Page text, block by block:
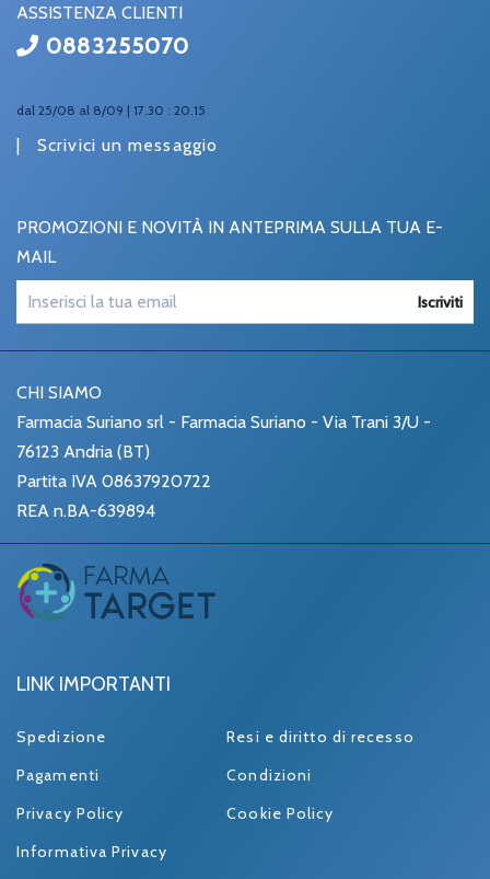
ASSISTENZA CLIENTI
0883255070
dal 25/08 al 8/09 | 17.30 : 20.15
| Scrivici un messaggio
PROMOZIONI E NOVITÀ IN ANTEPRIMA SULLA TUA E-
MAIL
Iscriviti
CHI SIAMO
Farmacia Suriano srl - Farmacia Suriano - Via Trani 3/U -
76123 Andria (BT)
Partita IVA 08637920722
REA n.BA-639894
LINK IMPORTANTI
Spedizione
Resi e diritto di recesso
Pagamenti
Condizioni
Privacy Policy
Cookie Policy
Informativa Privacy